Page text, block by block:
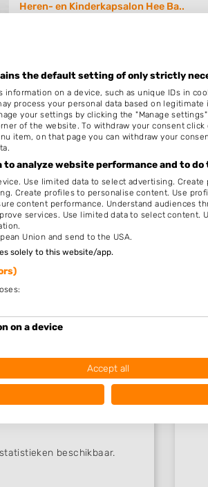
Heren- en Kinderkapsalon Hee Ba..
buurt
in Schin op Ge..
beschikbaar.
the default setting of only strictly
information on a device, such as unique IDs in
process your personal data based on
your settings by clicking the "Manage
of the website. To withdraw your consent
item, on that page you can withdraw your
to analyze website performance and to
Use limited data to select advertising.
Create profiles to personalise content. Use
content performance. Understand audiences
services. Use limited data to select content.
Union and send to the USA.
solely to this website/app.
on a device
advertising
Accept all